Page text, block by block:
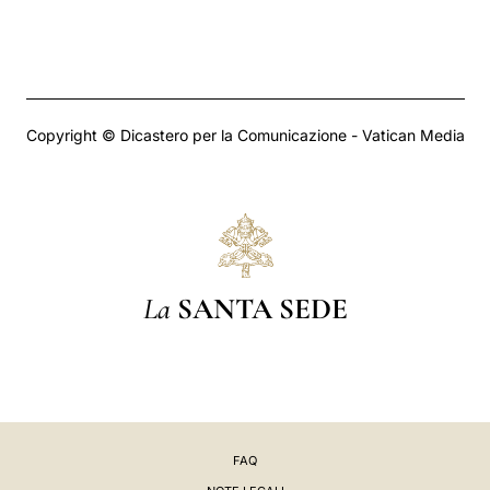
Copyright © Dicastero per la Comunicazione - Vatican Media
La SANTA SEDE
FAQ